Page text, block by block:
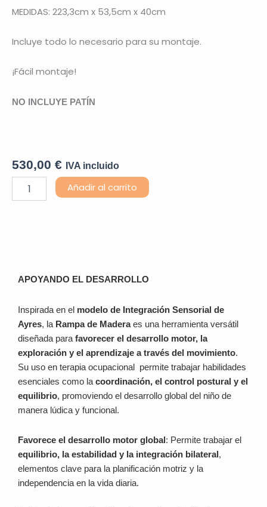
MEDIDAS: 223,3cm x 53,5cm x 40cm
Incluye todo lo necesario para su montaje.
¡Fácil montaje!
NO INCLUYE PATÍN
530,00 € IVA incluido
Rampa
Añadir al carrito
APOYANDO EL DESARROLLO
Inspirada en el modelo de Integración Sensorial de
Ayres, la Rampa de Maderaes una herramienta versátil
diseñada para favorecer el desarrollo motor, la
exploración y el aprendizaje a través del movimiento.
Su uso en terapia ocupacional permite trabajar habilidades
esenciales como la coordinación, el control postural y el
equilibrio, promoviendo el desarrollo global del niño de
manera lúdica y funcional.
Favorece el desarrollo motor global: Permite trabajar el
equilibrio, la estabilidad y la integración bilateral,
elementos clave para la planificación motriz y la
independencia en la vida diaria.